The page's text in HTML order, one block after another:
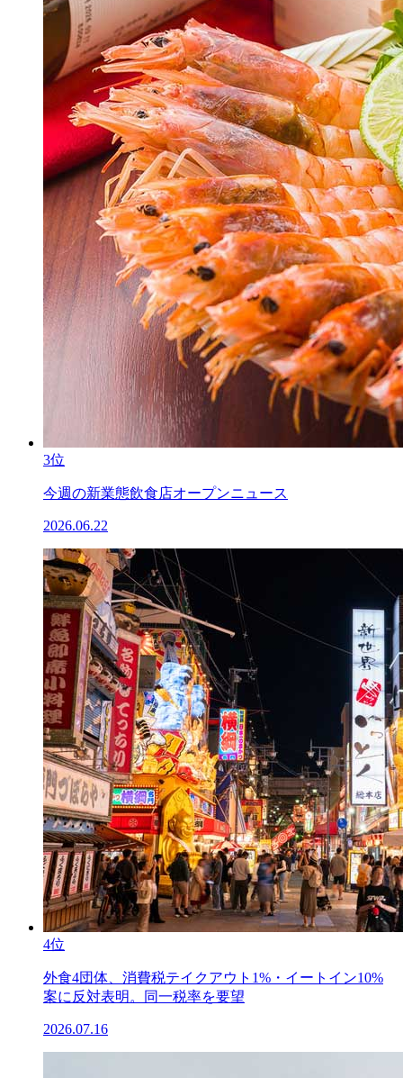
3位
今週の新業態飲食店オープンニュース
2026.06.22
4位
外食4団体、消費税テイクアウト1%・イートイン10%
案に反対表明。同一税率を要望
2026.07.16